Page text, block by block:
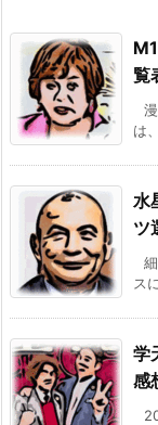
覧
は
水
ツ
ス
学
感